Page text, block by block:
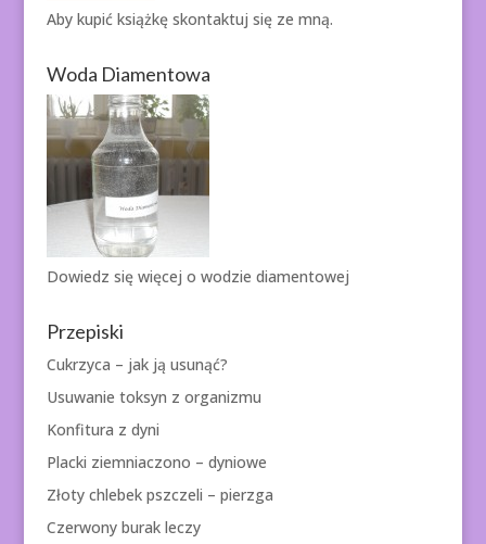
Aby kupić książkę skontaktuj się ze mną.
Woda Diamentowa
Dowiedz się więcej o wodzie diamentowej
Przepiski
Cukrzyca – jak ją usunąć?
Usuwanie toksyn z organizmu
Konfitura z dyni
Placki ziemniaczono – dyniowe
Złoty chlebek pszczeli – pierzga
Czerwony burak leczy